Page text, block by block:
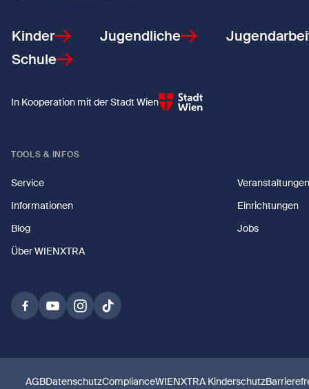
Kinder Jugendliche
Schule
In Kooperation mit der Stadt Wien
TOOLS & INFOS
Service
Veranstaltungen
Informationen
Einrichtungen
Blog
Jobs
Über WIENXTRA
AGBDatenschutzComplianceWIENXTRA Kinderschutz